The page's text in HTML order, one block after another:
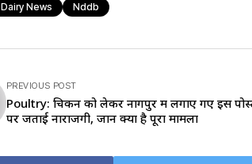
Dairy News Nddb
PREVIOUS POST
Poultry: चिकन को लेकर नागपुर में लगाए गए इस
पर जताई नाराजगी, जानें क्या है पूरा मामला